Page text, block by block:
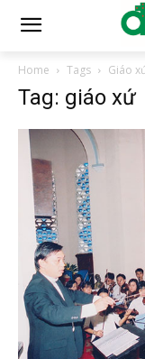
Home Tags Giáo
Tag: giáo xứ